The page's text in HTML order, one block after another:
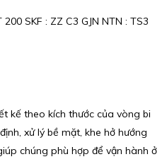
SKF : ZZ C3 GJN NTN : TS3
kế theo kích thước của vòng bi
xử lý bề mặt, khe hở hướng
chúng phù hợp để vận hành ở